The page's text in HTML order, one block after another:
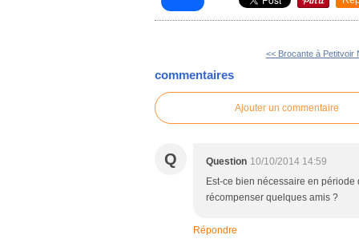
<< Brocante à Petitvoir
commentaires
Ajouter un commentaire
Q Question 10/10/2014 14:59
Est-ce bien nécessaire en
récompenser quelques amis ?
Répondre